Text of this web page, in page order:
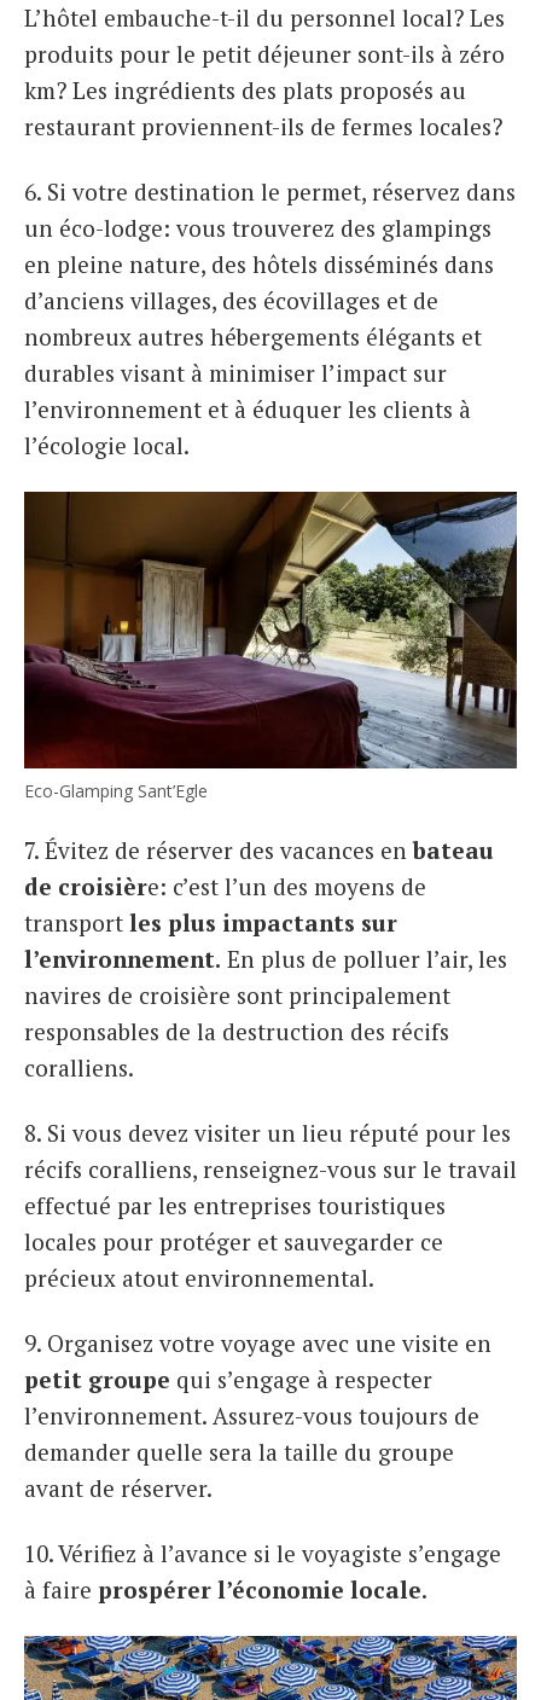
L’hôtel embauche-t-il du personnel local? Les
produits pour le petit déjeuner sont-ils à zéro
km? Les ingrédients des plats proposés au
restaurant proviennent-ils de fermes locales?
6. Si votre destination le permet, réservez dans
un éco-lodge: vous trouverez des glampings
en pleine nature, des hôtels disséminés dans
d’anciens villages, des écovillages et de
nombreux autres hébergements élégants et
durables visant à minimiser l’impact sur
l’environnement et à éduquer les clients à
l’écologie local.
Eco-Glamping Sant’Egle
7. Évitez de réserver des vacances enbateau
de croisière: c’est l’un des moyens de
transport les plus impactants sur
l’environnement. En plus de polluer l’air, les
navires de croisière sont principalement
responsables de la destruction des récifs
coralliens.
8. Si vous devez visiter un lieu réputé pour les
récifs coralliens, renseignez-vous sur le travail
effectué par les entreprises touristiques
locales pour protéger et sauvegarder ce
précieux atout environnemental.
9. Organisez votre voyage avec une visite en
petit groupe qui s’engage à respecter
l’environnement. Assurez-vous toujours de
demander quelle sera la taille du groupe
avant de réserver.
10. Vérifiez à l’avance si le voyagiste s’engage
à faire prospérer l’économie locale.